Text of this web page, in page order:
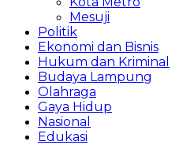
Mesuji
Politik
Ekonomi dan Bisnis
Hukum dan Kriminal
Budaya Lampung
Olahraga
Gaya Hidup
Nasional
Edukasi